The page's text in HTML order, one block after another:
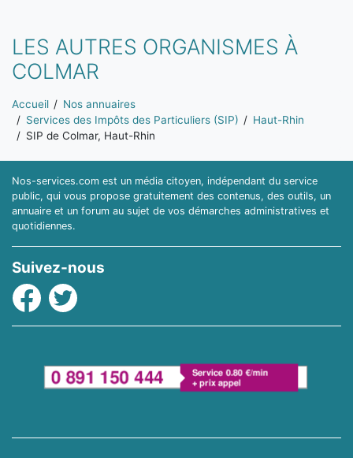
LES AUTRES ORGANISMES À
COLMAR
Vous êtes ici:
Accueil
Nos annuaires
Services des Impôts des Particuliers (SIP)
Haut-Rhin
SIP de Colmar, Haut-Rhin
Nos-services.com est un média citoyen, indépendant du service
public, qui vous propose gratuitement des contenus, des outils, un
annuaire et un forum au sujet de vos démarches administratives et
quotidiennes.
Suivez-nous
Facebook
Twitter